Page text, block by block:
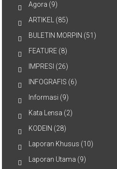
Agora (9)
ARTIKEL (85)
BULETIN MORPIN (51)
FEATURE (8)
IMPRESI (26)
INFOGRAFIS (6)
Informasi (9)
Kata Lensa (2)
KODEIN (28)
Laporan Khusus (10)
Laporan Utama (9)